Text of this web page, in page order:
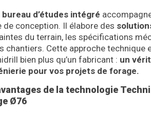
bureau d’études intégré
de conception. Il élabore des
du terrain, les spécifications
chantiers. Cette approche technique
bien plus qu’un fabricant : un
pour vos projets de forage.
de la technologie
Ø76